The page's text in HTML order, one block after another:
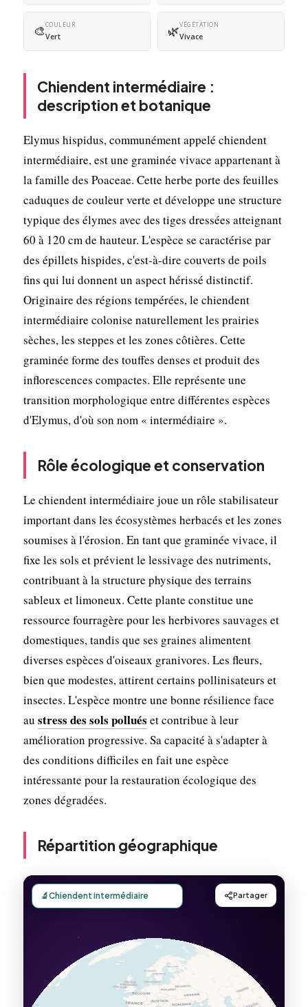
🎨COULEUR
Vert 🌿VÉGÉTATION
Vivace
Chiendent intermédiaire :
description et botanique
Elymus hispidus, communément appelé chiendent
intermédiaire, est une graminée vivace appartenant à
la famille des Poaceae. Cette herbe porte des feuilles
caduques de couleur verte et développe une structure
typique des élymes avec des tiges dressées atteignant
60 à 120 cm de hauteur. L'espèce se caractérise par
des épillets hispides, c'est-à-dire couverts de poils
fins qui lui donnent un aspect hérissé distinctif.
Originaire des régions tempérées, le chiendent
intermédiaire colonise naturellement les prairies
sèches, les steppes et les zones côtières. Cette
graminée forme des touffes denses et produit des
inflorescences compactes. Elle représente une
transition morphologique entre différentes espèces
d'Elymus, d'où son nom « intermédiaire ».
Rôle écologique et conservation
Le chiendent intermédiaire joue un rôle stabilisateur
important dans les écosystèmes herbacés et les zones
soumises à l'érosion. En tant que graminée vivace, il
fixe les sols et prévient le lessivage des nutriments,
contribuant à la structure physique des terrains
sableux et limoneux. Cette plante constitue une
ressource fourragère pour les herbivores sauvages et
domestiques, tandis que ses graines alimentent
diverses espèces d'oiseaux granivores. Les fleurs,
bien que modestes, attirent certains pollinisateurs et
insectes. L'espèce montre une bonne résilience face
au stress des sols pollués et contribue à leur
amélioration progressive. Sa capacité à s'adapter à
des conditions difficiles en fait une espèce
intéressante pour la restauration écologique des
zones dégradées.
Répartition géographique